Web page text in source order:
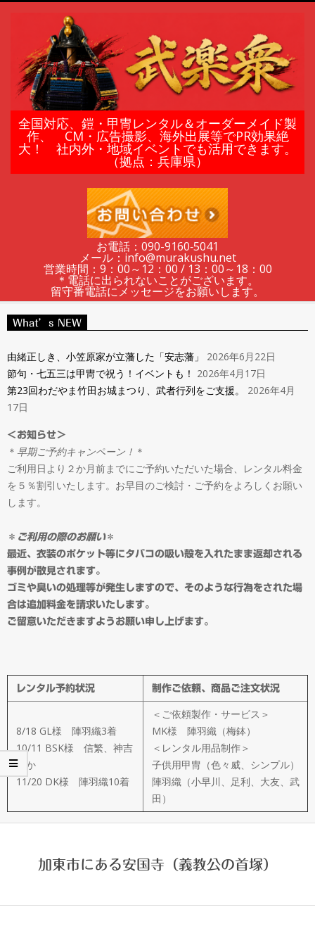
鎧
甲
レ
ン
タ
ル
＆
オ
ー
ダ
ー
メ
イ
ド
製
作
武
楽
衆
全国対応、鎧・甲冑レンタル＆オーダーメイド製
作、 CM・広告撮影、海外出展等でPR効果絶
大！ 社内外・地域イベントでも活用できます。
（拠点：兵庫県）
お電話：090-9160‐5041
メール：info@murakushu.net
営業時間：9：00～12：00 / 13：00～18：00
＊電話に出られないことがございます。
留守番電話にメッセージをお願いします。
Navigation
What’s NEW
由緒正しき、小笠原家が立藩した「安志藩」
2026年6月22日
節句・七五三は甲冑で祝う！イベントも！ 2026年4月17日
第23回わだやま竹田お城まつり、武者行列をご支援。
2026年4月
17日
＜お知らせ＞
＊ 早期ご予約キャンペーン！ ＊
ご利用日より２か月前までにご予約いただいた場合、レンタル料金
を５％割引いたします。お早目のご検討・ご予約をよろしくお願い
します。
＊ ご利用の際のお願い＊
最近、衣装のポケット等にタバコの吸い殻を入れたまま返却される
事例が散見されます。
ゴミや臭いの処理等が発生しますので、そのような行為をされた場
合は追加料金を請求いたします。
ご留意いただきますようお願い申し上げます。
レンタル予約状況 制作ご依頼、商品ご注文状況
8/18 GL様 陣羽織3着
10/11 BSK様 信繁、神吉
ほか
11/20 DK様 陣羽織10着
＜ご依頼製作・サービス＞
MK様 陣羽織（梅鉢）
＜レンタル用品制作＞
子供用甲冑（色々威、シンプル）
陣羽織（小早川、足利、大友、武
田）
加東市にある安国寺（義教公の首塚）